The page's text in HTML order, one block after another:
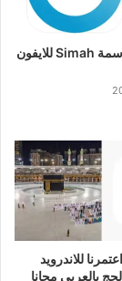
تحميل تطبيق سمة Simah للايفون
للاندرويد